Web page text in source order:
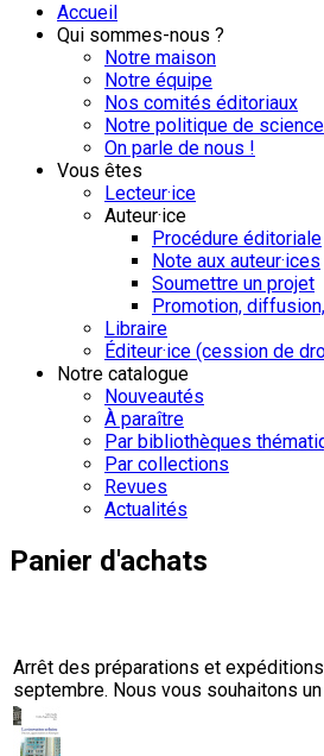
Accueil
Qui sommes-nous ?
Notre maison
Notre équipe
Nos comités éditoriaux
Notre politique de
On parle de nous !
Vous êtes
Lecteur·ice
Auteur·ice
Procédure éditoriale
Note aux auteur·ices
Soumettre un projet
Promotion,
Libraire
Éditeur·ice (cession de
Notre catalogue
Nouveautés
À paraître
Par bibliothèques
Par collections
Revues
Actualités
Panier d'achats
Arrêt des préparations et
septembre. Nous vous souhaitons